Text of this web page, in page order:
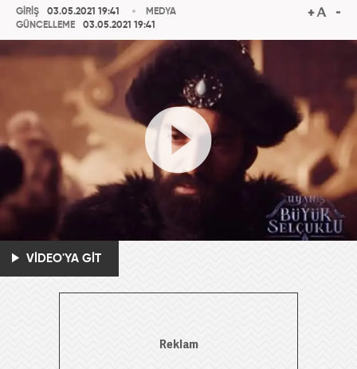
GİRİŞ
03.05.2021 19:41
GÜNCELLEME
03.05.2021 19:41
MEDYA
VİDEO'YA GİT